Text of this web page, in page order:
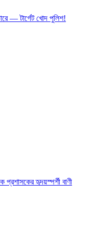
— টার্গেট খোদ পুলিশ!
প্রশাসকের হৃদয়স্পর্শী বাণী